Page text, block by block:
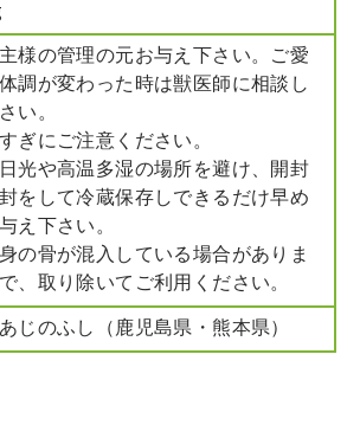
様の管理の元お与え下さい。ご愛
調が変わった時は獣医師に相談し
い。
ぎにご注意ください。
光や高温多湿の場所を避け、開封
をして冷蔵保存しできるだけ早め
え下さい。
の骨が混入している場合がありま
、取り除いてご利用ください。
じのふし（鹿児島県・熊本県）